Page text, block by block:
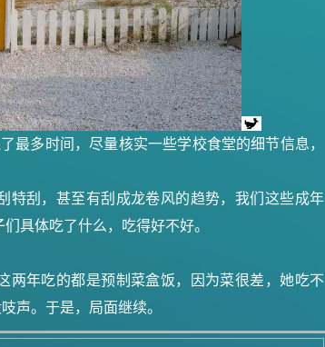
最多时间，尽量核实一些学校食堂的细节信息，
特刮，甚至有刮成龙卷风的趋势，我们这些成年
具体吃了什么，吃得好不好。
两年吃的都是预制菜盒饭，因为菜很差，她吃不
声。于是，局面继续。